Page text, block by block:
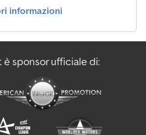
informazioni
è sponsor ufficiale di: